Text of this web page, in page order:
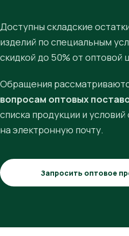
Доступны складские
изделий по специальным
скидкой до 50% от оптовой
Обращения
вопросам оптовых
списка продукции и
на электронную почту.
Запросить оптовое